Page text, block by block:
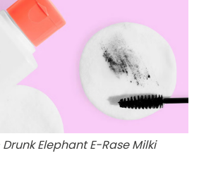
Elephant E-Rase Milki